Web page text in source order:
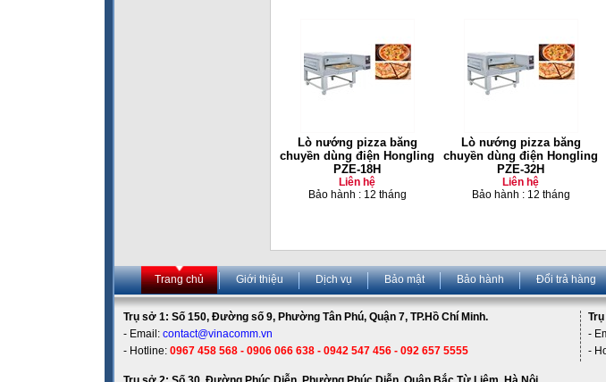
Lò nướng pizza băng
chuyền dùng điện Hongling
PZE-18H
Liên hệ
Bảo hành : 12 tháng
Lò nướng pizza băng
chuyền dùng điện Hongling
PZE-32H
Liên hệ
Bảo hành : 12 tháng
Trang chủ Giới thiệu Dịch vụ Bảo mật Bảo hành Đổi trả hàng
Trụ sở 1: Số 150, Đường số 9, Phường Tân Phú, Quận 7, TP.Hồ Chí Minh.
- Email: contact@vinacomm.vn
- Hotline: 0967 458 568 - 0906 066 638 - 0942 547 456 - 092 657 5555
-
-